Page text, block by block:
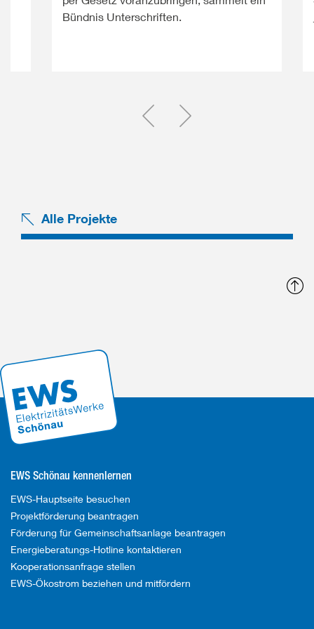
Bündnis Unterschriften.
Einen Slide zurück
Einen Slide vor
Alle Projekte
EWS Schönau kennenlernen
EWS-Hauptseite besuchen
Projektförderung beantragen
Förderung für Gemeinschaftsanlage beantragen
Energieberatungs-Hotline kontaktieren
Kooperationsanfrage stellen
EWS-Ökostrom beziehen und mitfördern